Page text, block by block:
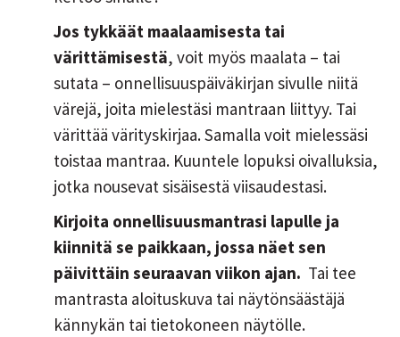
Jos tykkäät maalaamisesta tai
värittämisestä, voit myös maalata – tai
sutata – onnellisuuspäiväkirjan sivulle niitä
värejä, joita mielestäsi mantraan liittyy. Tai
värittää värityskirjaa. Samalla voit mielessäsi
toistaa mantraa. Kuuntele lopuksi oivalluksia,
jotka nousevat sisäisestä viisaudestasi.
Kirjoita onnellisuusmantrasi lapulle ja
kiinnitä se paikkaan, jossa näet sen
päivittäin seuraavan viikon ajan. Tai tee
mantrasta aloituskuva tai näytönsäästäjä
kännykän tai tietokoneen näytölle.